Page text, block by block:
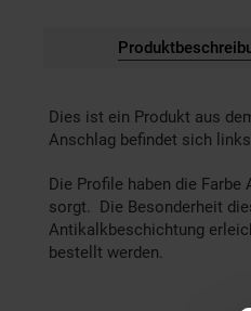
Dies ist ein Produkt aus
Anschlag befindet sich
Die Profile haben die
sorgt. Die Besonderheit
Antikalkbeschichtung
bestellt werden.